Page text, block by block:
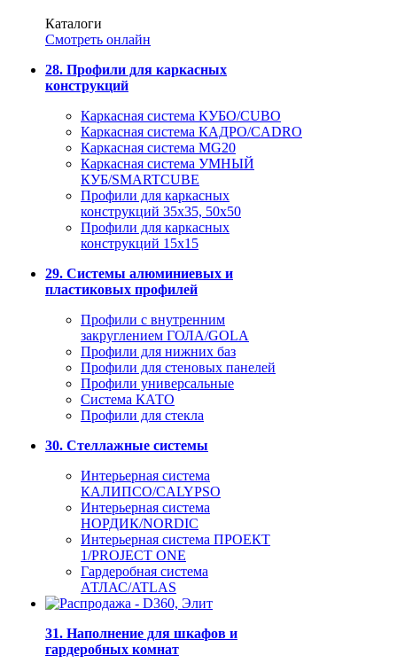
Каталоги
Смотреть онлайн
28. Профили для каркасных
конструкций
Каркасная система КУБО/CUBO
Каркасная система КАДРО/CADRO
Каркасная система MG20
Каркасная система УМНЫЙ
КУБ/SMARTCUBE
Профили для каркасных
конструкций 35x35, 50x50
Профили для каркасных
конструкций 15х15
29. Системы алюминиевых и
пластиковых профилей
Профили с внутренним
закруглением ГОЛА/GOLA
Профили для нижних баз
Профили для стеновых панелей
Профили универсальные
Система КАТО
Профили для стекла
30. Стеллажные системы
Интерьерная система
КАЛИПСО/CALYPSO
Интерьерная система
НОРДИК/NORDIC
Интерьерная система ПРОЕКТ
1/PROJECT ONE
Гардеробная система
АТЛАС/ATLAS
31. Наполнение для шкафов и
гардеробных комнат